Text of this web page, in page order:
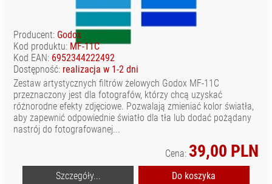
Producent: Godox
Kod produktu: MF-11C
Kod EAN: 6952344222492
Dostępność: realizacja w 1-2 dni
Zestaw artystycznych filtrów żelowych Godox MF-11C
przeznaczony jest dla fotografów, którzy chcą uzyskać
różnorodne efekty zdjęciowe. Pozwalają zmieniać kolor światła,
aby zapewnić odpowiednie światło dla tła lub dodać pożądany
nastrój do fotografowanej...
Cena: 39,00 PLN
Szczegóły... Do koszyka